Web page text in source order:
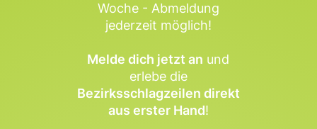
Woche - Abmeldung
jederzeit möglich!
Melde dich jetzt an und
erlebe die
Bezirksschlagzeilen direkt
aus erster Hand!